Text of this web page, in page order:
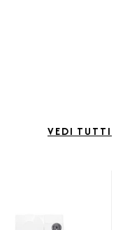
VEDI TUTTI